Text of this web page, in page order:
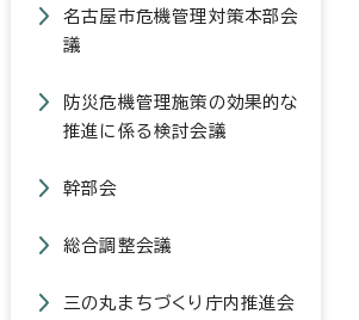
名古屋市危機管理対策本部会
議
防災危機管理施策の効果的な
推進に係る検討会議
幹部会
総合調整会議
三の丸まちづくり庁内推進会